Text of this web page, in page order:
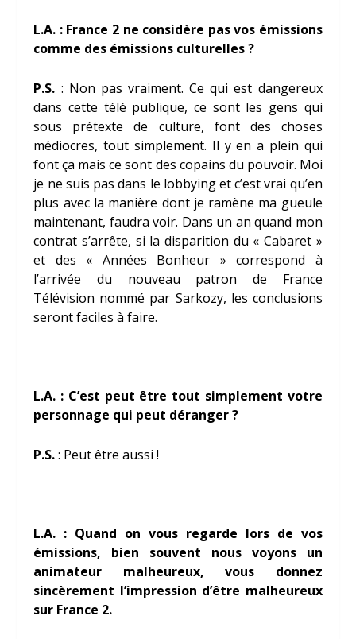
L.A. : France 2 ne considère pas vos émissions
comme des émissions culturelles ?
P.S. : Non pas vraiment. Ce qui est dangereux
dans cette télé publique, ce sont les gens qui
sous prétexte de culture, font des choses
médiocres, tout simplement. Il y en a plein qui
font ça mais ce sont des copains du pouvoir. Moi
je ne suis pas dans le lobbyinget c’est vrai qu’en
plus avec la manière dont je ramène ma gueule
maintenant, faudra voir. Dans un an quand mon
contrat s’arrête, si la disparition du « Cabaret »
et des « Années Bonheur » correspond à
l’arrivée du nouveau patron de France
Télévision nommé par Sarkozy, les conclusions
seront faciles à faire.
L.A. : C’est peut être tout simplement votre
personnage qui peut déranger ?
P.S.: Peut être aussi !
L.A. : Quand on vous regarde lors de vos
émissions, bien souvent nous voyons un
animateur malheureux, vous donnez
sincèrement l’impression d’être malheureux
sur France 2.